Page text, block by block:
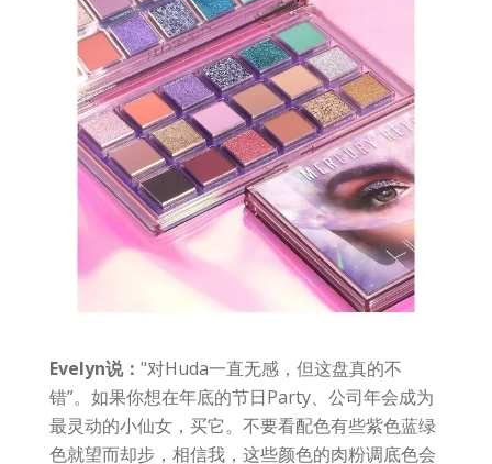
Evelyn说： "对Huda一直无感，但这盘真的不
错”。如果你想在年底的节日Party、公司年会成为
最灵动的小仙女，买它。不要看配色有些紫色蓝绿
色就望而却步，相信我，这些颜色的肉粉调底色会